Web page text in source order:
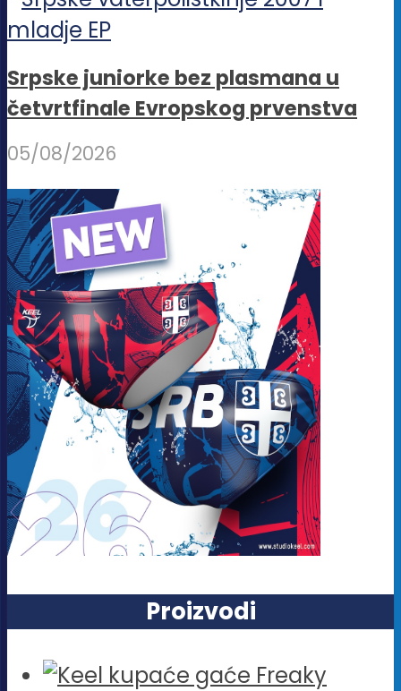
Srpske juniorke bez plasmana u
četvrtfinale Evropskog prvenstva
05/08/2026
Proizvodi